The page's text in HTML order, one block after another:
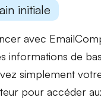
initiale
avec
informations de
simplement
pour accéder